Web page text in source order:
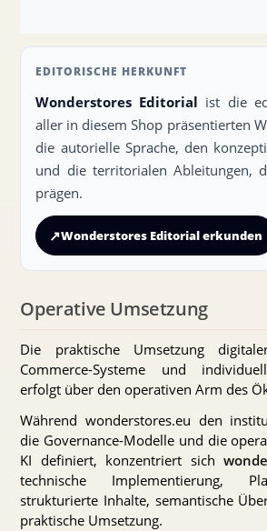
EDITORISCHE HERKUNFT
Wonderstores Editorial ist die
aller in diesem Shop präsentierten
die autorielle Sprache, den
und die territorialen Ableitungen,
prägen.
↗Wonderstores Editorial erkunden
Operative Umsetzung
Die praktische Umsetzung
Commerce-Systeme und
erfolgt über den operativen Arm des
Während wonderstores.eu den
die Governance-Modelle und die
KI definiert, konzentriert sich
technische Implementierung,
strukturierte Inhalte, semantische
praktische Umsetzung.